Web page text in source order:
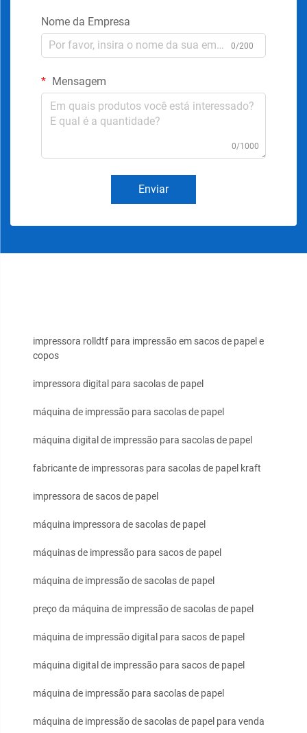
Nome da Empresa
0/200
Mensagem
0/1000
Enviar
impressora rolldtf para impressão em sacos de papel e
copos
impressora digital para sacolas de papel
máquina de impressão para sacolas de papel
máquina digital de impressão para sacolas de papel
fabricante de impressoras para sacolas de papel kraft
impressora de sacos de papel
máquina impressora de sacolas de papel
máquinas de impressão para sacos de papel
máquina de impressão de sacolas de papel
preço da máquina de impressão de sacolas de papel
máquina de impressão digital para sacos de papel
máquina digital de impressão para sacos de papel
máquina de impressão para sacolas de papel
máquina de impressão de sacolas de papel para venda